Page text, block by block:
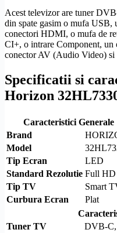
Acest televizor are tuner
din spate gasim o mufa USB,
conectori HDMI, o mufa de
CI+, o intrare Component, un
conector AV (Audio Video) si
Specificatii si
Horizon
Caracteristici Generale
Brand
Model
Tip Ecran
LED
Standard Rezolutie Full HD
Tip TV
Smart
Curbura Ecran
Plat
Tuner TV
DVB-C,